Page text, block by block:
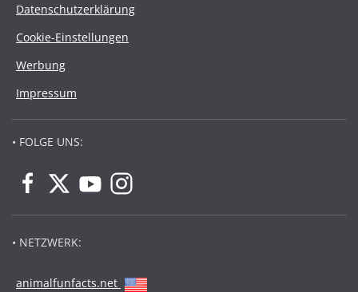
Datenschutzerklärung
Cookie-Einstellungen
Werbung
Impressum
• FOLGE UNS:
• NETZWERK:
animalfunfacts.net